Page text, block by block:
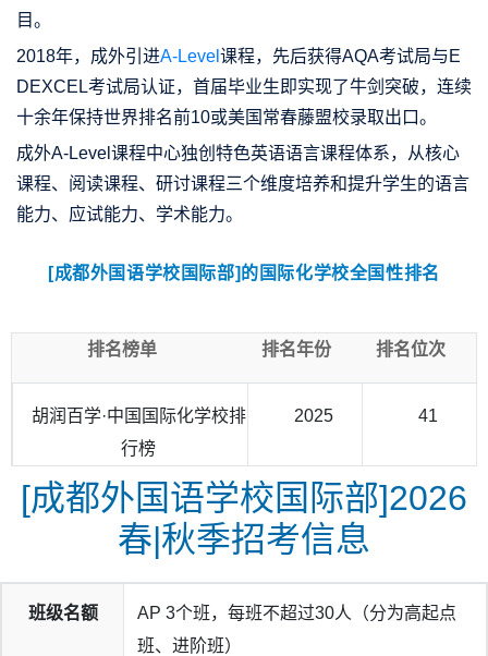
目。
2018年，成外引进A-Level 课程，先后获得AQA考试局与E
DEXCEL考试局认证，首届毕业生即实现了牛剑突破，连续
十余年保持世界排名前10或美国常春藤盟校录取出口。
成外A-Level课程中心独创特色英语语言课程体系，从核心
课程、阅读课程、研讨课程三个维度培养和提升学生的语言
能力、应试能力、学术能力。
[成都外国语学校国际部]的国际化学校全国性排名
排名榜单 排名年份 排名位次
胡润百学·中国国际化学校排
行榜
2025 41
[成都外国语学校国际部]2026
春|秋季招考信息
班级名额
AP 3个班，每班不超过30人（分为高起点
班、进阶班）